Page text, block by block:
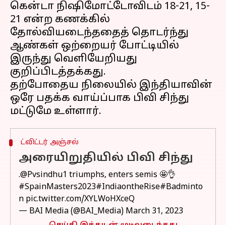
கென்டா நிஷிமோட்டோவிடம் 18-21, 15-
21 என்ற கணக்கில்
தோல்வியடைந்ததைத் தொடர்ந்து
ஆண்கள் ஒற்றையர் போட்டியில்
இருந்து வெளியேறியது
குறிப்பிடத்தக்கது.
தற்போதைய நிலையில் இந்தியாவின்
ஒரே பதக்க வாய்ப்பாக பிவி சிந்து
ட்விட்டர் அஞ்சல்
அரையிறுதியில் பிவி சிந்து
.@Pvsindhu1 triumphs, enters semis 🤩👌
#SpainMasters2023#IndiaontheRise#Badminto
n pic.twitter.com/XYLWoHXceQ
— BAI Media (@BAI_Media) March 31, 2023